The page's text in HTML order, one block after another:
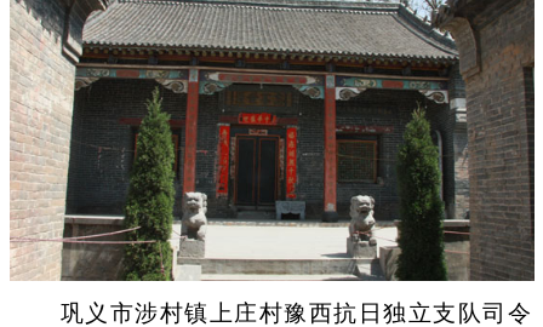
巩义市涉村镇上庄村豫西抗日独立支队司令